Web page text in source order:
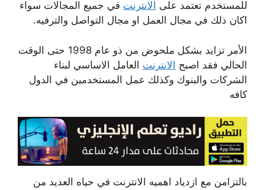
للمستخدم تعتمد على
الانترنت في جميع المجالات سواء
اكان ذلك في مجال العمل او مجال التواصل والترفيه.
الأمر تزايد بشكل ملحوض من ذو عام 1998 حتى الوقت
الحالي فقد اصبح الانترنت العامل الاساسي لبناء
الشركات والبنوك وكذلك عمل المستخدمين في الدول
كافه
بالتزامن مع ازدياد اهميه الانترنت في حياه العديد من